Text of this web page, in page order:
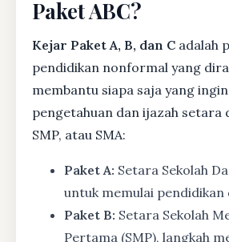
Paket ABC?
Kejar Paket A, B, dan C adalah
pendidikan nonformal yang
membantu siapa saja yang
pengetahuan dan ijazah setara
SMP, atau SMA:
Paket A: Setara Sekolah
untuk memulai pendidikan
Paket B: Setara Sekolah
Pertama (SMP), langkah